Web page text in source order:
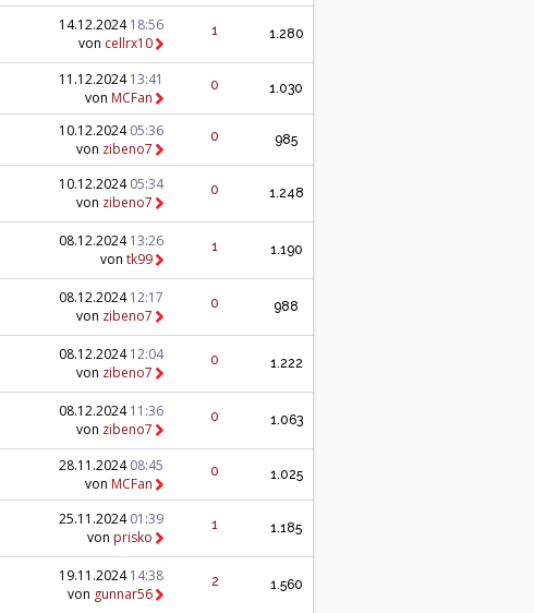
14.12.202418:56
von cellrx10
1 1.280
11.12.202413:41
von MCFan
0 1.030
10.12.202405:36
von zibeno7
0 985
10.12.202405:34
von zibeno7
0 1.248
08.12.202413:26
von tk99
1 1.190
08.12.202412:17
von zibeno7
0 988
08.12.202412:04
von zibeno7
0 1.222
08.12.202411:36
von zibeno7
0 1.063
28.11.202408:45
von MCFan
0 1.025
25.11.202401:39
von prisko
1 1.185
19.11.202414:38
von gunnar56
2 1.560